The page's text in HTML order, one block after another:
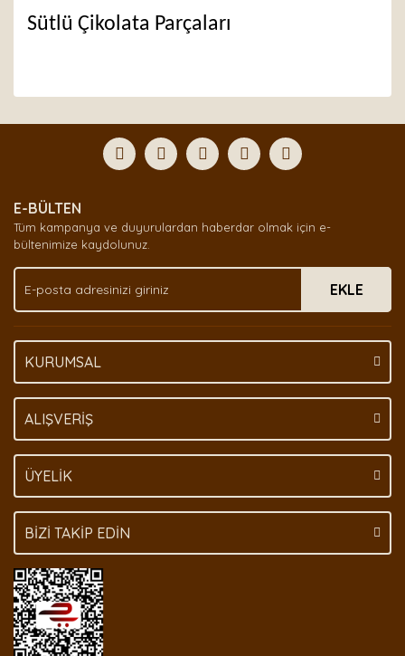
Sütlü Çikolata Parçaları
Yorum Yaz
formunu kullanarak tarafımıza iletebilirsiniz.
Görüş ve önerileriniz için teşekkür ederiz.
Ürün açıklamasında eksik bilgiler bulunuyor.
Ürün bilgilerinde hatalar bulunuyor.
Bu ürüne benzer farklı alternatifler olmalı.
E-BÜLTEN
Tüm kampanya ve duyurulardan haberdar olmak için e-
bültenimize kaydolunuz.
EKLE
KURUMSAL
ALIŞVERİŞ
ÜYELİK
BİZİ TAKİP EDİN